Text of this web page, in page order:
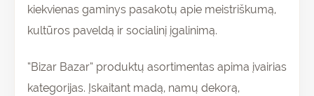
kiekvienas gaminys pasakotų apie meistriškumą,
kultūros paveldą ir socialinį įgalinimą.
“Bizar Bazar” produktų asortimentas apima įvairias
kategorijas. Įskaitant madą, namų dekorą,